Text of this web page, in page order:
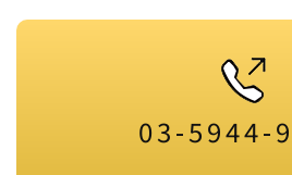
03-5944-